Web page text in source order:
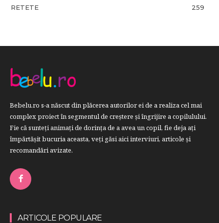
RETETE
259
Bebelu.ro s-a născut din plăcerea autorilor ei de a realiza cel mai
complex proiect în segmentul de creştere şi îngrijire a copilulului.
Fie că sunteţi animaţi de dorinţa de a avea un copil, fie deja aţi
împărtăşit bucuria aceasta, veți găsi aici interviuri, articole şi
recomandări avizate.
ARTICOLE POPULARE